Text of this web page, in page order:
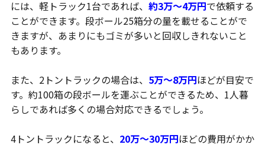
には、軽トラック1台であれば、 約3万～4万円で依頼する
ことができます。段ボール25箱分の量を載せることがで
きますが、あまりにもゴミが多いと回収しきれないこと
もあります。
また、2トントラックの場合は、 5万～8万円ほどが目安で
す。約100箱の段ボールを運ぶことができるため、1人暮
らしであれば多くの場合対応できるでしょう。
4トントラックになると、 20万～30万円ほどの費用がかか